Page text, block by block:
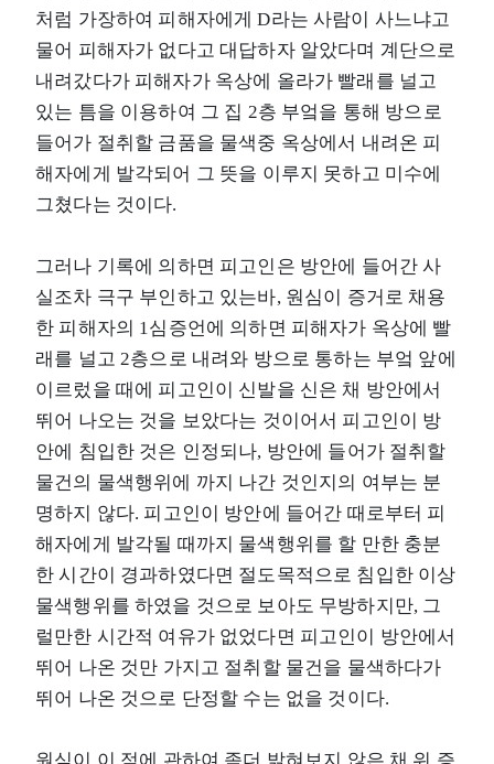
처럼 가장하여 피해자에게 D라는 사람이 사느냐고
물어 피해자가 없다고 대답하자 알았다며 계단으로
내려갔다가 피해자가 옥상에 올라가 빨래를 널고
있는 틈을 이용하여 그 집 2층 부엌을 통해 방으로
들어가 절취할 금품을 물색중 옥상에서 내려온 피
해자에게 발각되어 그 뜻을 이루지 못하고 미수에
그쳤다는 것이다.
그러나 기록에 의하면 피고인은 방안에 들어간 사
실조차 극구 부인하고 있는바, 원심이 증거로 채용
한 피해자의 1심증언에 의하면 피해자가 옥상에 빨
래를 널고 2층으로 내려와 방으로 통하는 부엌 앞에
이르렀을 때에 피고인이 신발을 신은 채 방안에서
뛰어 나오는 것을 보았다는 것이어서 피고인이 방
안에 침입한 것은 인정되나, 방안에 들어가 절취할
물건의 물색행위에 까지 나간 것인지의 여부는 분
명하지 않다. 피고인이 방안에 들어간 때로부터 피
해자에게 발각될 때까지 물색행위를 할 만한 충분
한 시간이 경과하였다면 절도목적으로 침입한 이상
물색행위를 하였을 것으로 보아도 무방하지만, 그
럴만한 시간적 여유가 없었다면 피고인이 방안에서
뛰어 나온 것만 가지고 절취할 물건을 물색하다가
뛰어 나온 것으로 단정할 수는 없을 것이다.
원심이 이 점에 관하여 좀더 밝혀보지 않은 채 위 증